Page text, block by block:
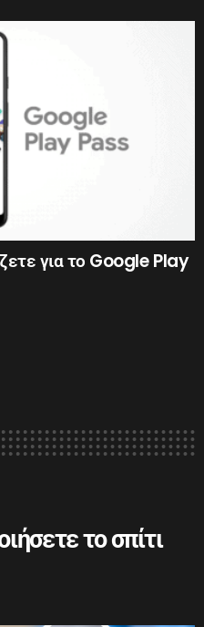
για το Google Play
το σπίτι